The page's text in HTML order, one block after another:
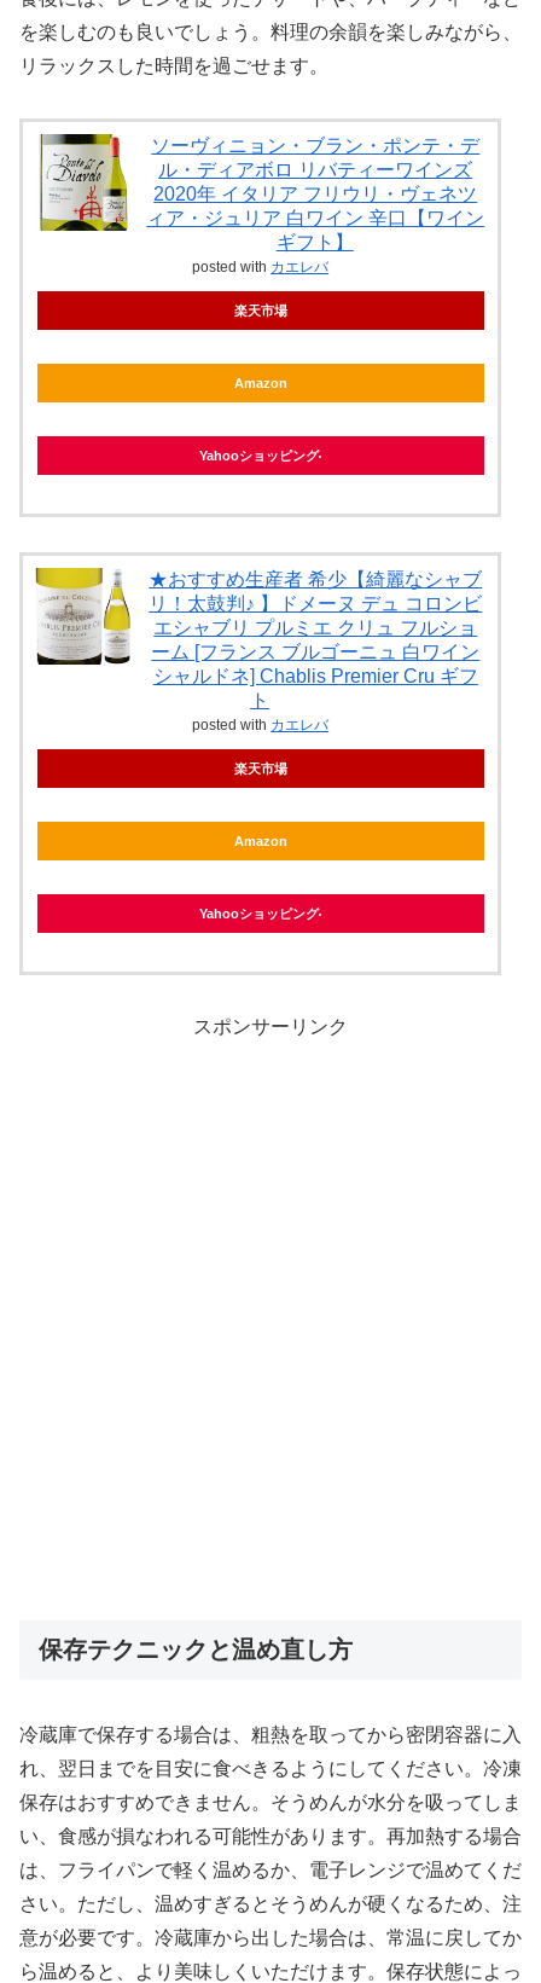
を楽しむのも良いでしょう。料理の余韻を楽しみながら、
リラックスした時間を過ごせます。
ソーヴィニョン・ブラン・ポンテ・デ
ル・ディアボロ リバティーワインズ
2020年 イタリア フリウリ・ヴェネツ
ィア・ジュリア 白ワイン 辛口【ワイン
ギフト】
posted with カエレバ
楽天市場
Amazon
Yahooショッピング
★おすすめ生産者 希少【綺麗なシャブ
リ！太鼓判♪ 】ドメーヌ デュ コロンビ
エシャブリ プルミエ クリュ フルショ
ーム [フランス ブルゴーニュ 白ワイン
シャルドネ] Chablis Premier Cru ギフ
ト
posted with カエレバ
楽天市場
Amazon
Yahooショッピング
スポンサーリンク
保存テクニックと温め直し方
冷蔵庫で保存する場合は、粗熱を取ってから密閉容器に入
れ、翌日までを目安に食べきるようにしてください。冷凍
保存はおすすめできません。そうめんが水分を吸ってしま
い、食感が損なわれる可能性があります。再加熱する場合
は、フライパンで軽く温めるか、電子レンジで温めてくだ
さい。ただし、温めすぎるとそうめんが硬くなるため、注
意が必要です。冷蔵庫から出した場合は、常温に戻してか
ら温めると、より美味しくいただけます。保存状態によっ